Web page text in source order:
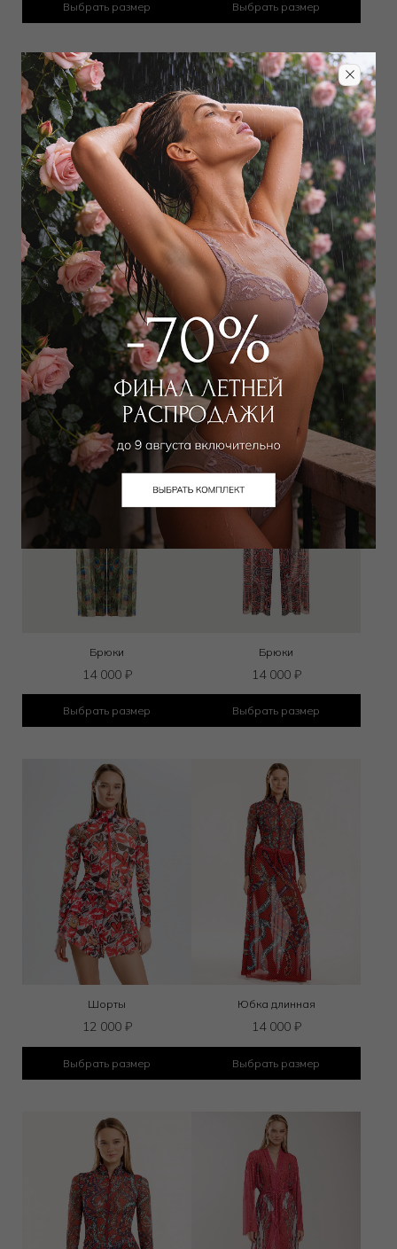
Выбрать размер Выбрать размер
Шорты
12 000₽
Выбрать размер
Юбка
14 000₽
Выбрать размер
Брюки
14 000 ₽
Выбрать размер
Брюки
14 000 ₽
Выбрать размер
Шорты
12 000 ₽
Выбрать размер
Юбка длинная
14 000 ₽
Выбрать размер